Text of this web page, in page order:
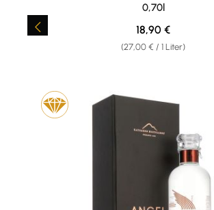
0,70l
(27,00 € / 1 Liter)
Regulärer Preis:
18,90 €